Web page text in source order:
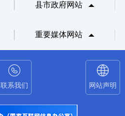
县市政府网站
重要媒体网站
联系我们 网站声明